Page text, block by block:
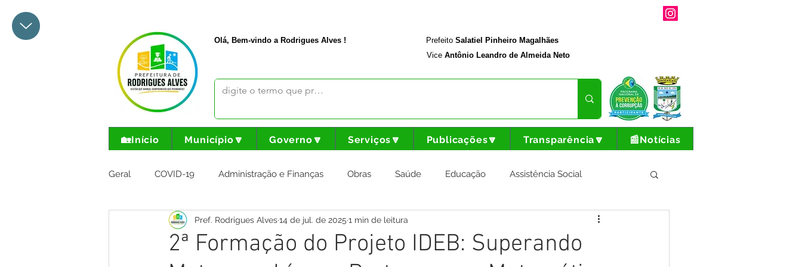
Olá, Bem-vindo a Rodrigues Alves ! Prefeito Salatiel Pinheiro Magalhães
Vice Antônio Leandro de Almeida Neto
🏡Início Município🔽 Governo🔽 Serviços🔽 Publicações🔽 Transparência🔽 📰Notícias
Geral COVID-19 Administração e Finanças Obras Saúde Educação Assistência Social
Meio Ambiente e Turismo Institucional e Governo Cultura Esporte e Lazer
2ª Formação do Projeto IDEB: Superando
Pref. Rodrigues Alves14 de jul. de 2025 1 min de leitura